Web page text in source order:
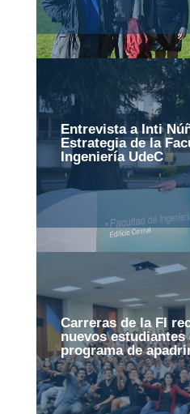
Entrevista a Inti
Estrategia de la
Ingeniería UdeC
Carreras de la FI
nuevos estudiantes
programa de